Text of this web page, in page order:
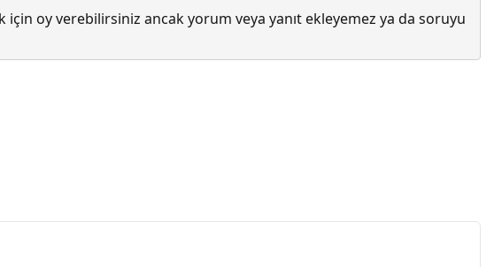
için oy verebilirsiniz ancak yorum veya yanıt ekleyemez ya da soruyu